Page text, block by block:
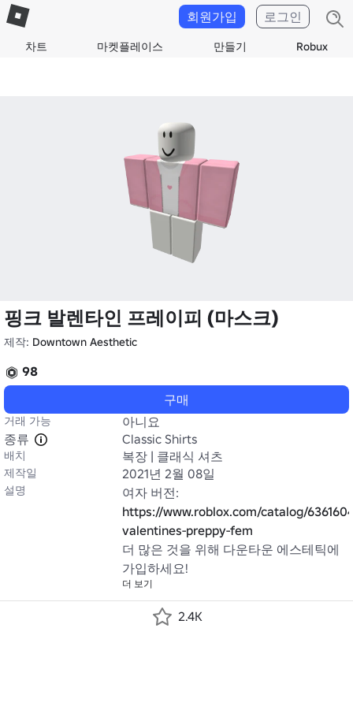
차트 마켓플레이스 만들기 Robux
회원가입 로그인
핑크 발렌타인 프레이피 (마스크)
제작: Downtown Aesthetic
98
구매
거래 가능
아니요
종류
Classic Shirts
배치 복장 | 클래식 셔츠
제작일 2021년 2월 08일
설명
https://www.roblox.com/catalog/
valentines-preppy-fem
더 많은 것을 위해 다운타운 에스테틱에
가입하세요!
더 보기
2.4K